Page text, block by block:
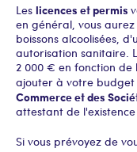
Les licences et permis
en général, vous
boissons alcoolisées,
autorisation sanitaire.
2 000 € en fonction
ajouter à votre budget
Commerce et des
attestant de
Si vous prévoyez de